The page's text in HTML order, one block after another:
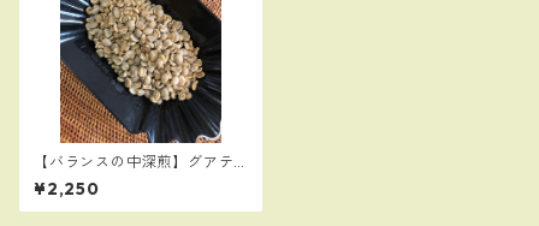
【バランスの中深煎】グアテ
マラ カフェインレス ウォータ
ープロセス 300ｇ 【珈琲
らしいカフェインレス】
¥2,250